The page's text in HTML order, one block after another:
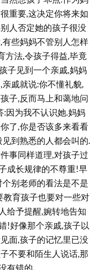
重要,这决定你将来如
人否定她的孩子很没
些妈妈不管别人怎样
方法,令孩子得益,毕竟
子见到一个亲戚,妈妈
戚就说:你不懂礼貌,
子,反而马上和蔼地问
:因为我不认识她.妈妈
了,你是否该多来看看
到熟悉的人都会叫的.
事同样道理,对孩子过
成长规律的不尊重!早
别老师的看法是不是
教育孩子也要对一些对
给予提醒,婉转地告知
!好像那个亲戚,孩子以
面,孩子的记忆里已没
不要和陌生人说话,那
有错的.